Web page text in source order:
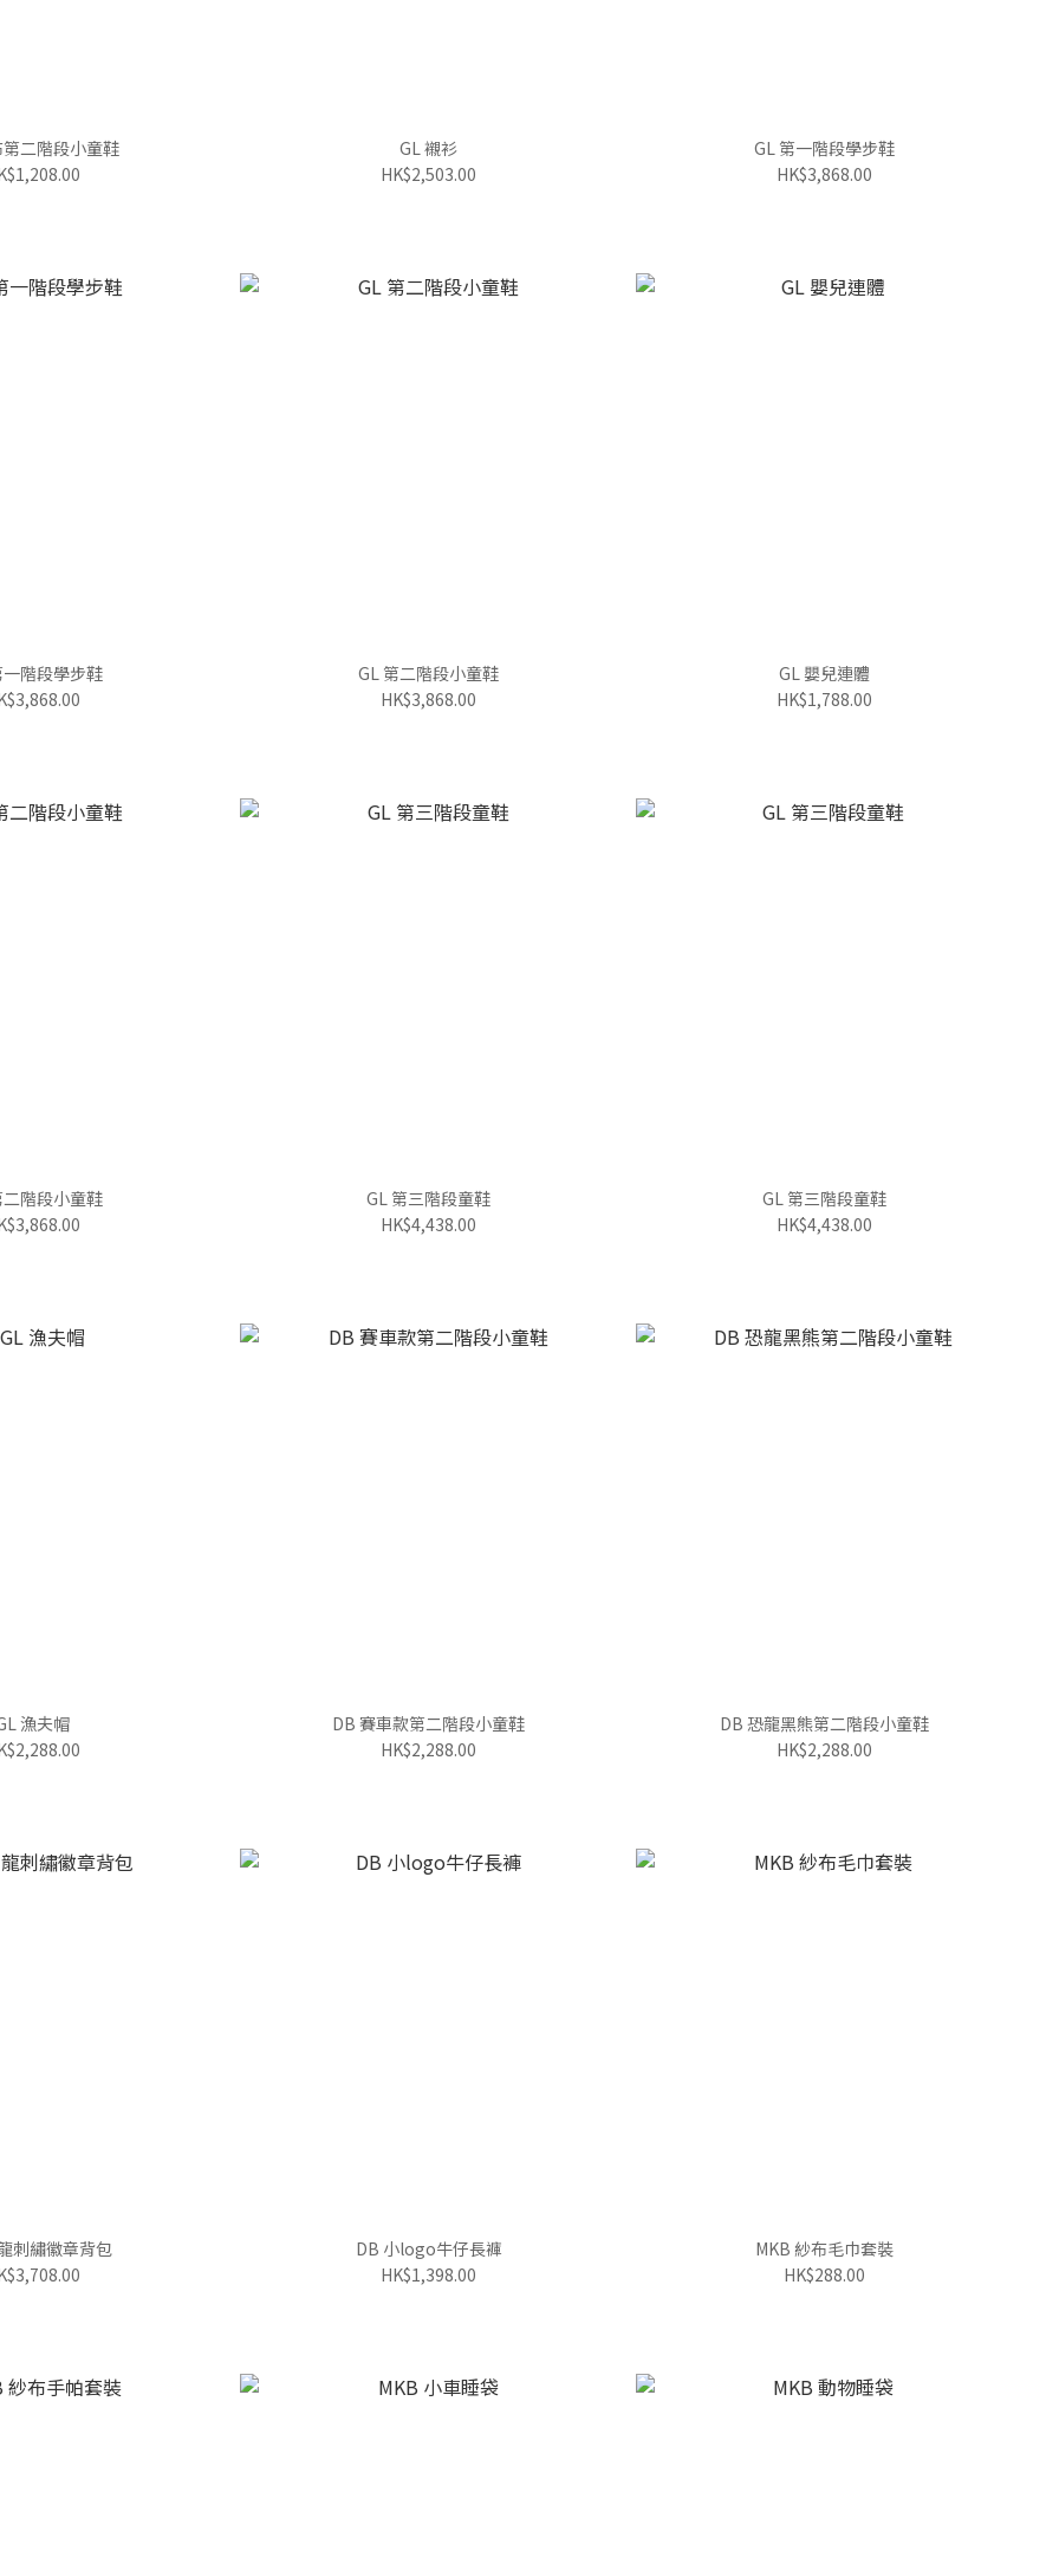
二階段小童鞋
GL 襯衫
HK$2,503.00
GL 第一階段學步鞋
HK$3,868.00
一階段學步鞋
GL 第二階段小童鞋
HK$3,868.00
GL 嬰兒連體
HK$1,788.00
二階段小童鞋
GL 第三階段童鞋
HK$4,438.00
GL 第三階段童鞋
HK$4,438.00
漁夫帽
DB 賽車款第二階段小童鞋
HK$2,288.00
DB 恐龍黑熊第二階段小童鞋
HK$2,288.00
刺繡徽章背包
DB 小logo牛仔長褲
HK$1,398.00
MKB 紗布毛巾套裝
HK$288.00